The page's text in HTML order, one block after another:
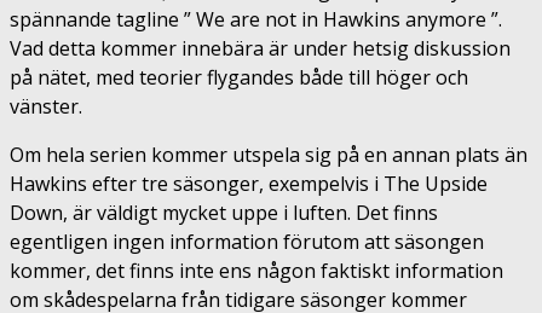
spännande tagline ” We are not in Hawkins anymore ”.
Vad detta kommer innebära är under hetsig diskussion
på nätet, med teorier flygandes både till höger och
vänster.
Om hela serien kommer utspela sig på en annan plats än
Hawkins efter tre säsonger, exempelvis i The Upside
Down, är väldigt mycket uppe i luften. Det finns
egentligen ingen information förutom att säsongen
kommer, det finns inte ens någon faktiskt information
om skådespelarna från tidigare säsonger kommer